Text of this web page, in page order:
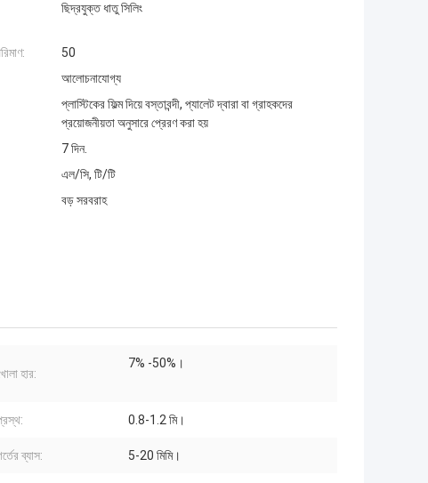
ছিদ্রযুক্ত ধাতু সিলিং
50
আলোচনাযোগ্য
প্লাস্টিকের ফিল্ম দিয়ে বস্তাবন্দী, প্যালেট দ্বারা বা গ্রাহকদের
প্রয়োজনীয়তা অনুসারে প্রেরণ করা হয়
7 দিন.
এল/সি, টি/টি
বড় সরবরাহ
হার:
7% -50%।
0.8-1.2 মি।
ব্যাস: 5-20 মিমি।